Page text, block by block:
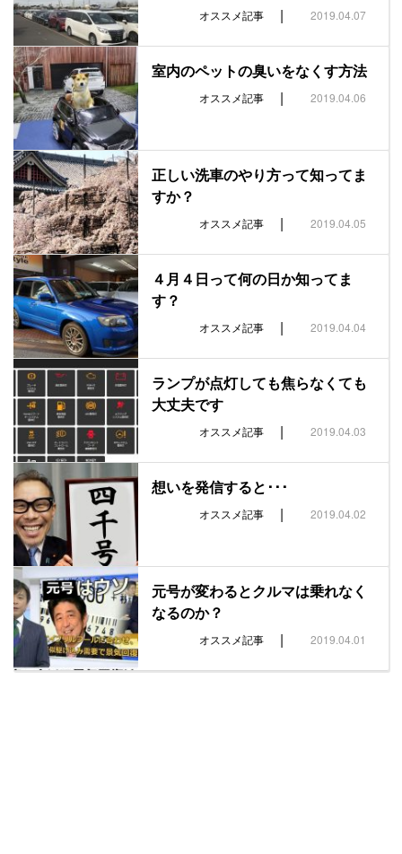
オススメ記事 | 2019.04.07
室内のペットの臭いをなくす方法
オススメ記事 | 2019.04.06
正しい洗車のやり方って知ってま
すか？
オススメ記事 | 2019.04.05
４月４日って何の日か知ってま
す？
オススメ記事 | 2019.04.04
ランプが点灯しても焦らなくても
大丈夫です
オススメ記事 | 2019.04.03
想いを発信すると･･･
オススメ記事 | 2019.04.02
元号が変わるとクルマは乗れなく
なるのか？
オススメ記事 | 2019.04.01